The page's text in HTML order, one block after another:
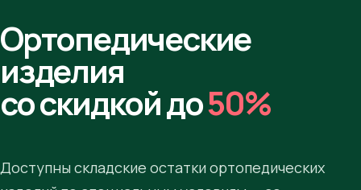
Ортопедические
изделия
со скидкой до50%
Доступны складские остатки ортопедических